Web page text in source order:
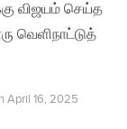
விஜயம் செய்த
வெளிநாட்டுத்
April 16, 2025